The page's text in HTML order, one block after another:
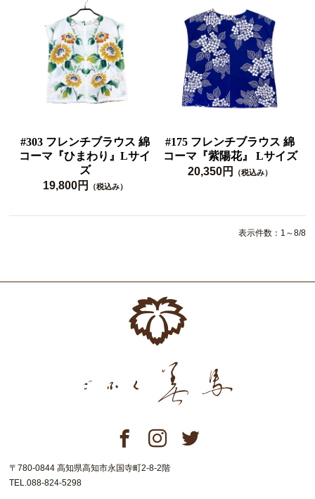
#303 フレンチブラウス 綿
コーマ『ひまわり』Lサイ
ズ
19,800円
（税込み）
#175 フレンチブラウス 綿
コーマ『紫陽花』 Lサイズ
20,350円
（税込み）
表示件数：1～8/8
〒780-0844 高知県高知市永国寺町2-8-2階
TEL.088-824-5298